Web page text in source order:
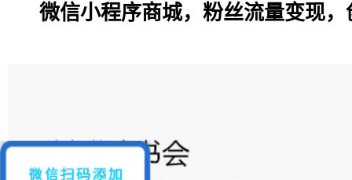
微信小程序商城，粉丝流量变现